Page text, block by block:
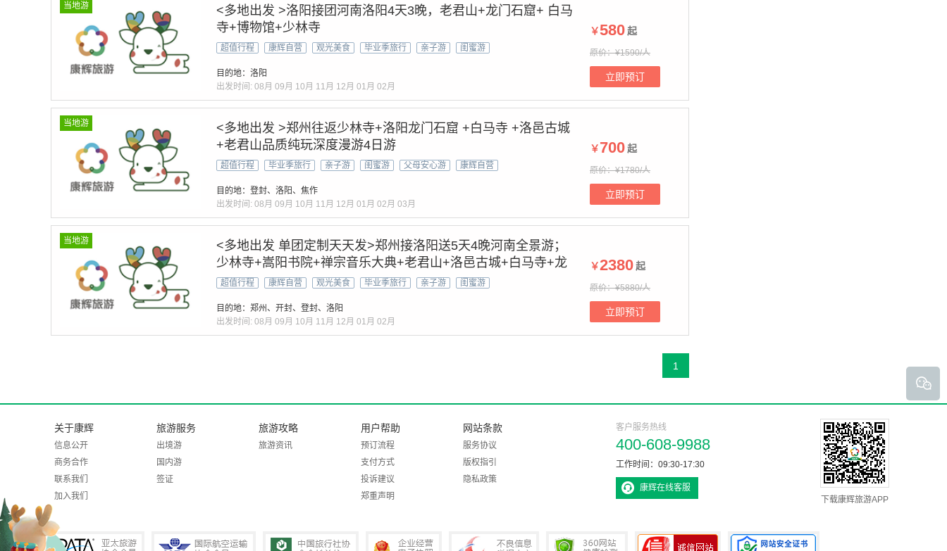
当地游
<多地出发 >洛阳接团河南洛阳4天3晚，老君山+龙门石窟+ 白马
寺+博物馆+少林寺
超值行程 康辉自营 观光美食 毕业季旅行 亲子游 闺蜜游
目的地：洛阳
出发时间: 08月 09月 10月 11月 12月 01月 02月
￥580起
原价：¥1590/人
立即预订
当地游
<多地出发 >郑州往返少林寺+洛阳龙门石窟 +白马寺 +洛邑古城
+老君山品质纯玩深度漫游4日游
超值行程 毕业季旅行 亲子游 闺蜜游 父母安心游 康辉自营
目的地：登封、洛阳、焦作
出发时间: 08月 09月 10月 11月 12月 01月 02月 03月
￥700起
原价：¥1780/人
立即预订
当地游
<多地出发 单团定制天天发>郑州接洛阳送5天4晚河南全景游；
少林寺+嵩阳书院+禅宗音乐大典+老君山+洛邑古城+白马寺+龙
门石窟
超值行程 康辉自营 观光美食 毕业季旅行 亲子游 闺蜜游
目的地：郑州、开封、登封、洛阳
出发时间: 08月 09月 10月 11月 12月 01月 02月
￥2380起
原价：¥5880/人
立即预订
1
关于康辉
信息公开
商务合作
联系我们
加入我们
旅游服务
出境游
国内游
签证
旅游攻略
旅游资讯
用户帮助
预订流程
支付方式
投诉建议
郑重声明
网站条款
服务协议
版权指引
隐私政策
下载康辉旅游APP
客户服务热线
400-608-9988
工作时间：09:30-17:30
康辉在线客服